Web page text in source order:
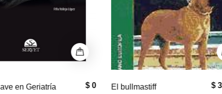
$ 33,000 $
Equine Neck and